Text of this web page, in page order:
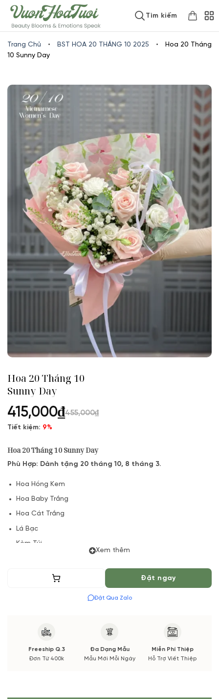
www.vuonhoatuoi.vnSkip
to
content
Tìm kiếm
Trang Chủ • BST HOA 20 THÁNG 10 2025 •
Hoa 20 Tháng
10 Sunny Day
Hoa 20 Tháng 10
Sunny Day
415,000₫455,000₫
Tiết kiệm: 9%
Hoa 20 Tháng 10 Sunny Day
Phù Hợp: Dành tặng 20 tháng 10, 8 tháng 3.
Hoa Hồng Kem
Hoa Baby Trắng
Hoa Cát Trắng
Lá Bạc
Kèm Túi
được điều chỉnh giá tăng cố định tuỳ sản phẩm.
Sản phẩm hoa 20 tháng 10 đảm bảo số lượng hoa theo mẫu
Xem thêm
Thêm vào giỏ Đặt ngay
Đặt Qua Zalo
Freeship Q.3
Đơn Từ 400k
Đa Dạng Mẫu
Mẫu Mới Mỗi Ngày
Miễn Phí Thiệp
Hỗ Trợ Viết Thiệp